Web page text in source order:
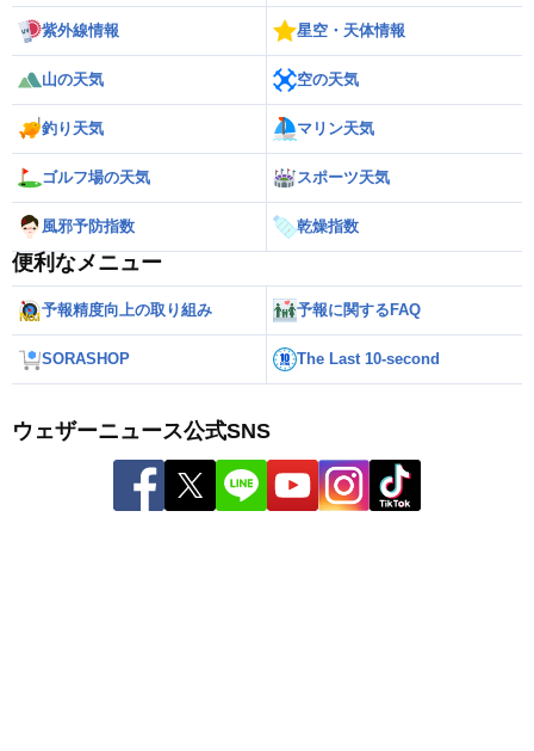
紫外線情報 星空・天体情報
山の天気 空の天気
釣り天気 マリン天気
ゴルフ場の天気 スポーツ天気
風邪予防指数 乾燥指数
便利なメニュー
予報精度向上の取り組み 予報に関するFAQ
SORASHOP The Last 10-second
ウェザーニュース公式SNS